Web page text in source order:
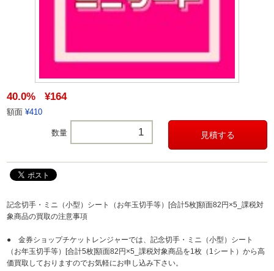
40.0% ¥164
額面 ¥410
数量
記念切手・ミニ（小型）シート（お年玉切手等）[合計5枚]額面82円×5_課税対
象商品の買取の注意事項
● 金券ショップチケットレンジャーでは、記念切手・ミニ（小型）シート
（お年玉切手等）[合計5枚]額面82円×5_課税対象商品を1枚（1シート）から高
価買取しておりますのでお気軽にお申し込み下さい。